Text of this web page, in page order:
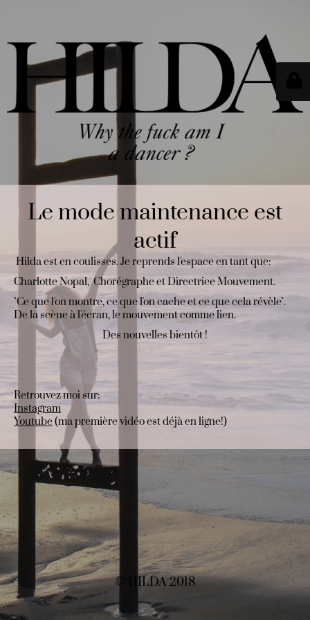
Le mode maintenance est
actif
Hilda est en coulisses. Je reprends l'espace en tant que:
Charlotte Nopal, Chorégraphe et Directrice Mouvement.
"Ce que l'on montre, ce que l'on cache et ce que cela révèle".
De la scène à l'écran, le mouvement comme lien.
Des nouvelles bientôt !
Retrouvez moi sur:
Instagram
Youtube(ma première vidéo est déjà en ligne!)
© HILDA 2018